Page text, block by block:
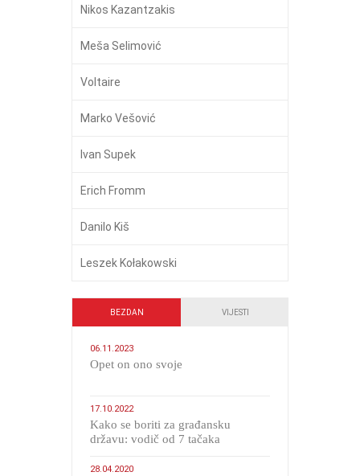
Nikos Kazantzakis
Meša Selimović
Voltaire
Marko Vešović
Ivan Supek
Erich Fromm
Danilo Kiš
Leszek Kołakowski
BEZDAN VIJESTI
06.11.2023
​Opet on ono svoje
17.10.2022
Kako se boriti za građansku
državu: vodič od 7 tačaka
28.04.2020